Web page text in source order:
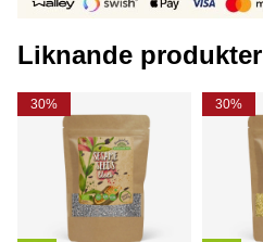
Liknande produkter
30% 30%